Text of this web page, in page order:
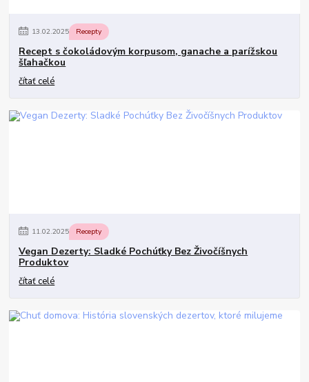
13.02.2025 Recepty
Recept s čokoládovým korpusom, ganache a parížskou
šľahačkou
čítať celé
11.02.2025 Recepty
Vegan Dezerty: Sladké Pochúťky Bez Živočíšnych
Produktov
čítať celé